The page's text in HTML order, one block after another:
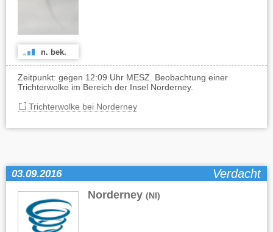
n. bek.
Zeitpunkt: gegen 12:09 Uhr MESZ. Beobachtung einer
Trichterwolke im Bereich der Insel Norderney.
Trichterwolke bei Norderney
03.09.2016 Verdacht
Norderney (NI)